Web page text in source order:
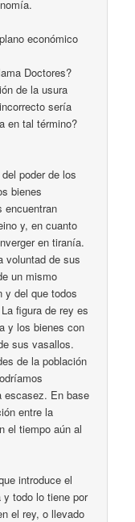
económico
Doctores?
de la usura
sería
en tal término?
poder de los
bienes
encuentran
y, en cuanto
en tiranía.
voluntad de sus
un mismo
y del que todos
figura de rey es
y los bienes con
sus vasallos.
de la población
escasez. En base
entre la
el tiempo aún al
introduce el
y todo lo tiene por
el rey, o llevado